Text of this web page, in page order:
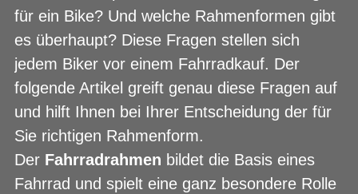
für ein Bike? Und welche Rahmenformen gibt
es überhaupt? Diese Fragen stellen sich
jedem Biker vor einem Fahrradkauf. Der
folgende Artikel greift genau diese Fragen auf
und hilft Ihnen bei Ihrer Entscheidung der für
Sie richtigen Rahmenform.
Der Fahrradrahmen bildet die Basis eines
Fahrrad und spielt eine ganz besondere Rolle